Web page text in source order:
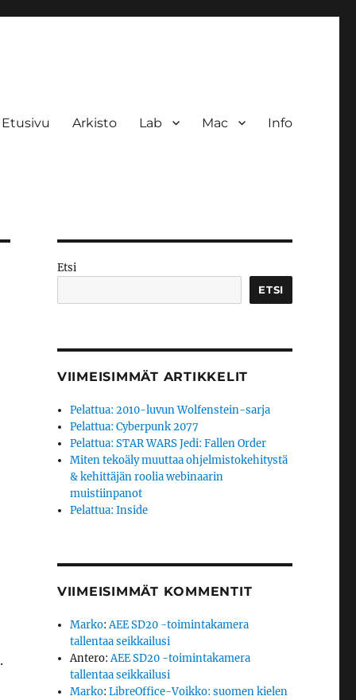
Etusivu Arkisto Lab Mac Info
Etsi
ETSI
VIIMEISIMMÄT ARTIKKELIT
Pelattua: 2010-luvun Wolfenstein-sarja
Pelattua: Cyberpunk 2077
Pelattua: STAR WARS Jedi: Fallen Order
Miten tekoäly muuttaa ohjelmistokehitystä
& kehittäjän roolia webinaarin
muistiinpanot
Pelattua: Inside
VIIMEISIMMÄT KOMMENTIT
Marko:AEE SD20 -toimintakamera
tallentaa seikkailusi
Antero:AEE SD20 -toimintakamera
tallentaa seikkailusi
Marko:LibreOffice-Voikko: suomen kielen